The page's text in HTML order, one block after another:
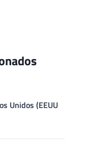
Unidos (EEUU